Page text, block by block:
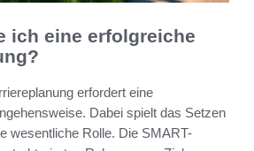
ich eine erfolgreiche
erfordert eine
Dabei spielt das Setzen
wesentliche Rolle. Die SMART-